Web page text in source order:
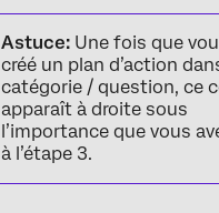
Astuce: Une fois que
créé un plan d’action
catégorie / question, ce
apparaît à droite sous
l’importance que vous
à l’étape 3.